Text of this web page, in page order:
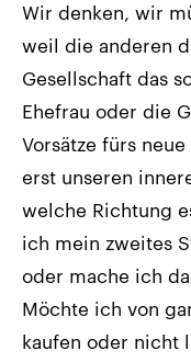
Wir denken, wir
weil die anderen
Gesellschaft das
Ehefrau oder die
Vorsätze fürs
erst unseren
welche Richtung
ich mein zweites
oder mache ich
Möchte ich von
kaufen oder nicht